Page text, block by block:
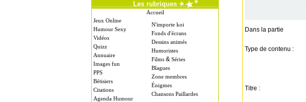
Les rubriques
Accueil
Jeux Online
Humour Sexy
Vidéos
Quizz
Annuaire
Images fun
PPS
Bétisiers
Citations
Agenda Humour
N'importe koi
Fonds d'écrans
Dessins animés
Humoristes
Films & Séries
Blagues
Zone membres
Énigmes
Chansons Paillardes
Dans la partie
Type de contenu :
Titre :